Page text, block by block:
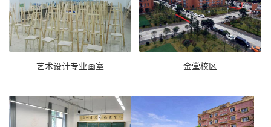
艺术设计专业画室 金堂校区